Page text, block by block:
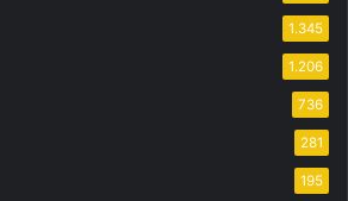
1.345
1.206
736
281
195